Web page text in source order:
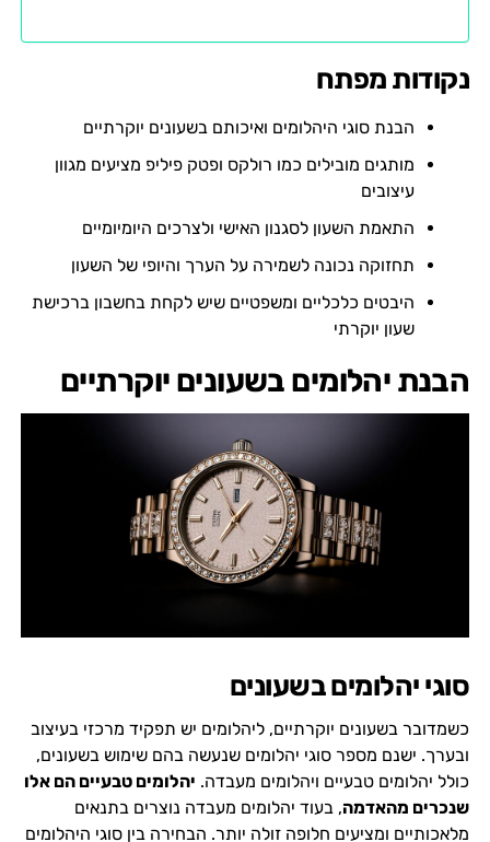
נקודות מפתח
הבנת סוגי היהלומים ואיכותם בשעונים יוקרתיים
מותגים מובילים כמו רולקס ופטק פיליפ מציעים מגוון
עיצובים
התאמת השעון לסגנון האישי ולצרכים היומיומיים
תחזוקה נכונה לשמירה על הערך והיופי של השעון
היבטים כלכליים ומשפטיים שיש לקחת בחשבון ברכישת
שעון יוקרתי
הבנת יהלומים בשעונים יוקרתיים
סוגי יהלומים בשעונים
כשמדובר בשעונים יוקרתיים, ליהלומים יש תפקיד מרכזי בעיצוב
ובערך. ישנם מספר סוגי יהלומים שנעשה בהם שימוש בשעונים,
כולל יהלומים טבעיים ויהלומים מעבדה. יהלומים טבעיים הם אלו
שנכרים מהאדמה, בעוד יהלומים מעבדה נוצרים בתנאים
מלאכותיים ומציעים חלופה זולה יותר. הבחירה בין סוגי היהלומים